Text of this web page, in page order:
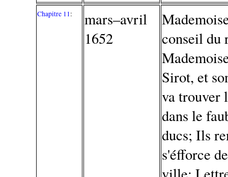
Chapitre 11 :
mars–avril
1652
conseil du
Sirot, et
va trouver
dans le
ducs; Ils
s'éfforce